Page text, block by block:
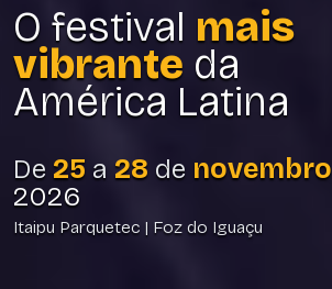
O festival mais
vibrante da
América Latina
De 25 a 28 de novembro
2026
Itaipu Parquetec | Foz do Iguaçu